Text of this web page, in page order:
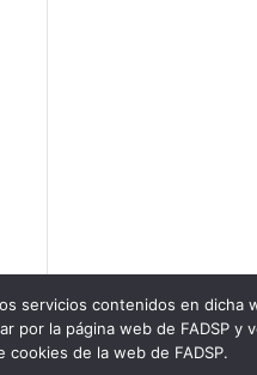
servicios contenidos en dicha
por la página web de FADSP y
de la web de FADSP.